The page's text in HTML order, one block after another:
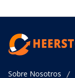
Sobre Nosotros /